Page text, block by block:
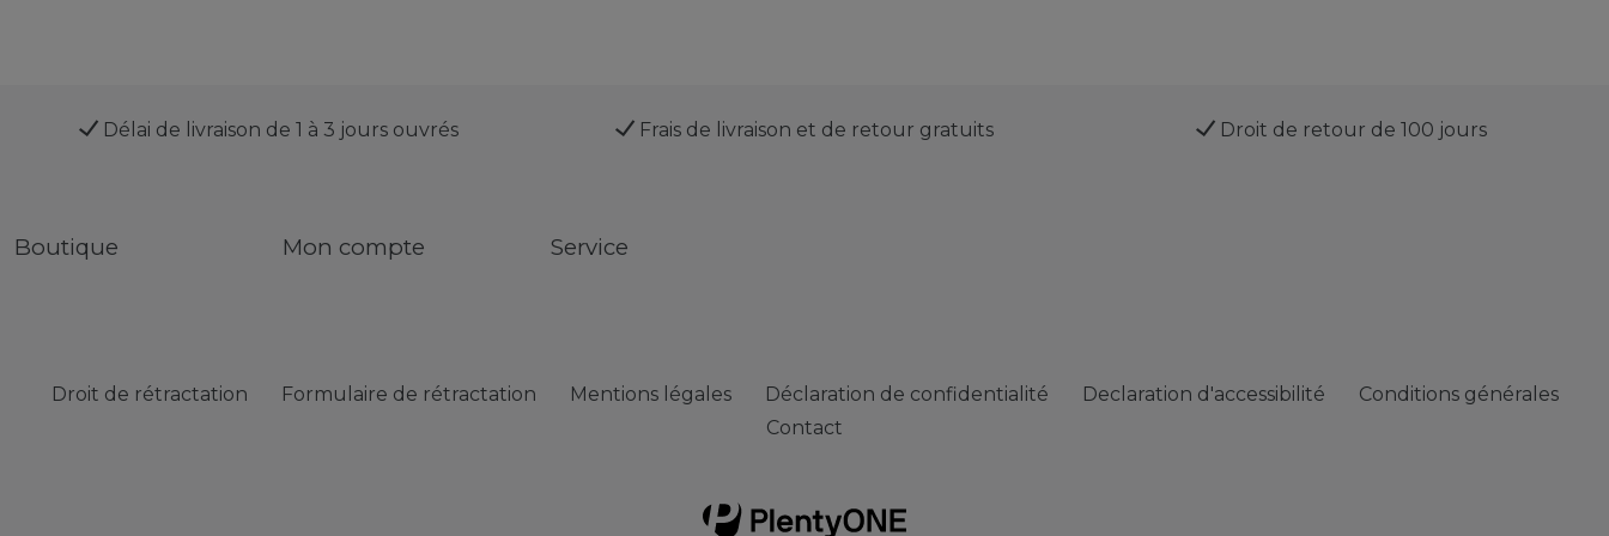
Délai de livraison de 1 à 3 jours ouvrés Frais de livraison et de retour gratuits Droit de retour de 100 jours
Boutique Mon compte Service
Droit de rétractation Formulaire de rétractation Mentions légales Déclaration de confidentialité Declaration d'accessibilité
Conditions générales
Contact